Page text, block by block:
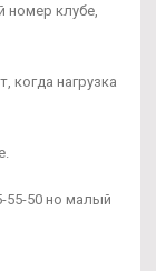
номер клубе,
когда нагрузка
55-50 но малый